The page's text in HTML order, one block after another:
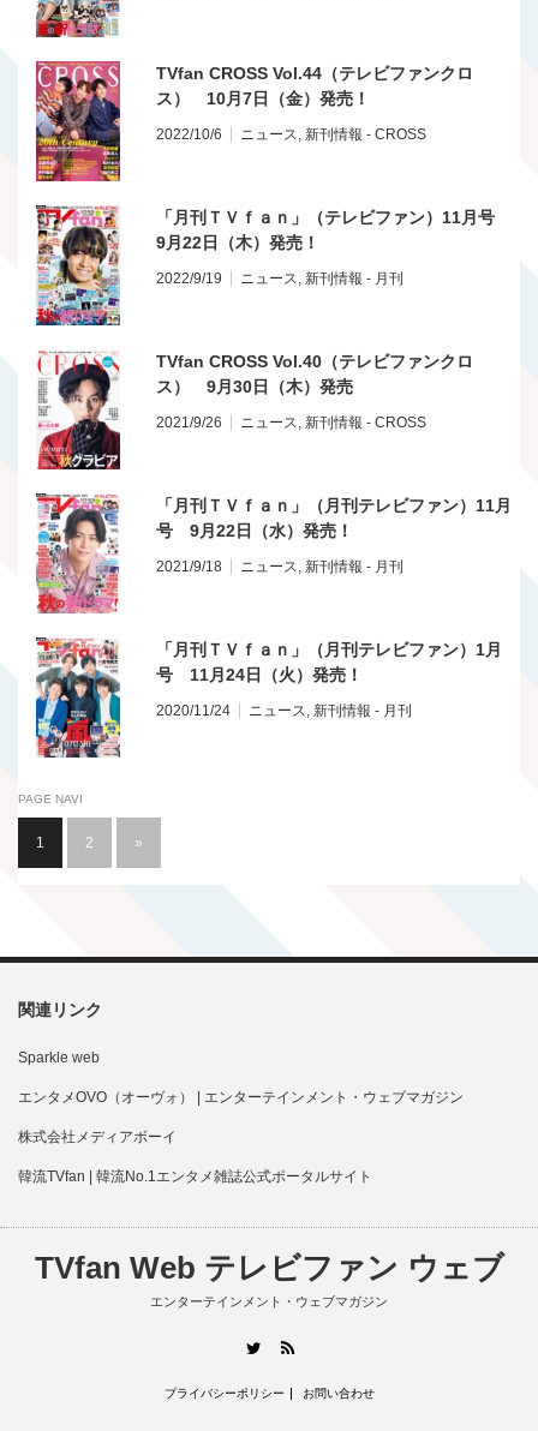
TVfan CROSS Vol.44（テレビファンクロ
ス） 10月7日（金）発売！
2022/10/6 ニュース 新刊情報 - CROSS
「月刊ＴＶｆａｎ」（テレビファン）11月号
9月22日（木）発売！
2022/9/19 ニュース 新刊情報 - 月刊
TVfan CROSS Vol.40（テレビファンクロ
ス） 9月30日（木）発売
2021/9/26 ニュース 新刊情報 - CROSS
「月刊ＴＶｆａｎ」（月刊テレビファン）11月
号 9月22日（水）発売！
2021/9/18 ニュース 新刊情報 - 月刊
「月刊ＴＶｆａｎ」（月刊テレビファン）1月
号 11月24日（火）発売！
2020/11/24 ニュース 新刊情報 - 月刊
PAGE NAVI
1 2 »
関連リンク
Sparkle web
エンタメOVO（オーヴォ） | エンターテインメント・ウェブマガジン
株式会社メディアボーイ
韓流TVfan | 韓流No.1エンタメ雑誌公式ポータルサイト
TVfan Web テレビファン ウェブ
エンターテインメント・ウェブマガジン
Twitter
プライバシーポリシー お問い合わせ